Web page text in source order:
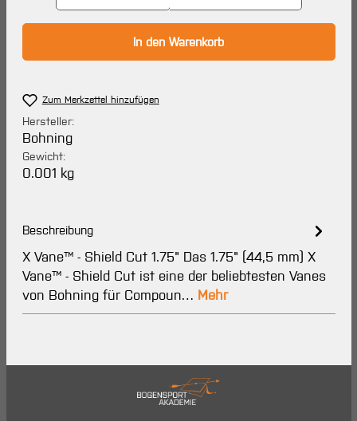
In den Warenkorb
Zum Merkzettel hinzufügen
Hersteller:
Bohning
Gewicht:
0.001 kg
Beschreibung
X Vane™ - Shield Cut 1.75" Das 1.75" (44,5 mm) X
Vane™ - Shield Cut ist eine der beliebtesten Vanes
von Bohning für Compoun… Mehr